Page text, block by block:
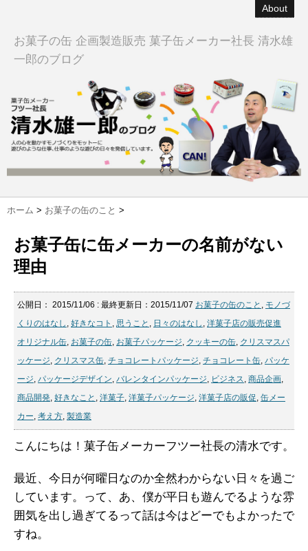
About
お菓子の缶 企画製造販売 菓子缶メーカー社長 清水雄
一郎のブログ
ホーム > お菓子の缶のこと >
お菓子缶に缶メーカーの名前がない
理由
公開日： 2015/11/06 : 最終更新日：2015/11/07 お菓子の缶のこと , モノづ
くりのはなし , 好きなコト , 思うこと , 日々のはなし , 洋菓子店の販売促進
オリジナル缶, お菓子の缶, お菓子パッケージ, クッキーの缶, クリスマスパ
ッケージ, クリスマス缶, チョコレートパッケージ, チョコレート缶, パッケ
ージ, パッケージデザイン, バレンタインパッケージ, ビジネス, 商品企画,
商品開発, 好きなこと , 洋菓子, 洋菓子パッケージ, 洋菓子店の販促, 缶メー
カー, 考え方, 製造業
こんにちは！菓子缶メーカーフツー社長の清水です。
最近、今日が何曜日なのか全然わからない日々を過ご
しています。って、あ、僕が平日も遊んでるような雰
囲気を出し過ぎてるって話は今はどーでもよかったで
すね。